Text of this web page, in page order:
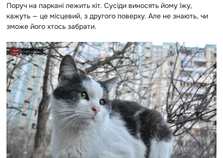
Поруч на паркані лежить кіт. Сусіди виносять йому їжу,
кажуть — це місцевий, з другого поверху. Але не знають, чи
зможе його хтось забрати.